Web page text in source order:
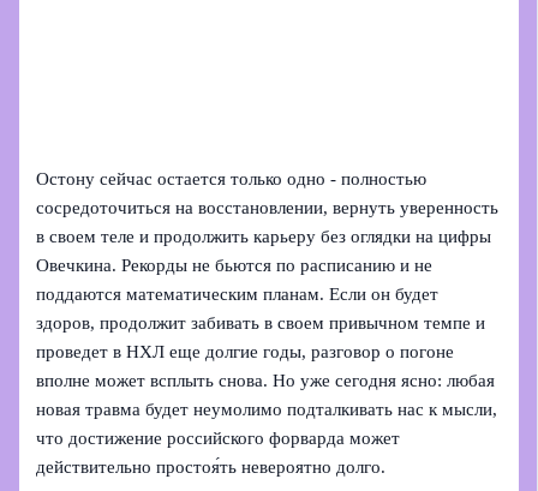
Остону сейчас остается только одно - полностью
сосредоточиться на восстановлении, вернуть уверенность
в своем теле и продолжить карьеру без оглядки на цифры
Овечкина. Рекорды не бьются по расписанию и не
поддаются математическим планам. Если он будет
здоров, продолжит забивать в своем привычном темпе и
проведет в НХЛ еще долгие годы, разговор о погоне
вполне может всплыть снова. Но уже сегодня ясно: любая
новая травма будет неумолимо подталкивать нас к мысли,
что достижение российского форварда может
действительно простоя́ть невероятно долго.